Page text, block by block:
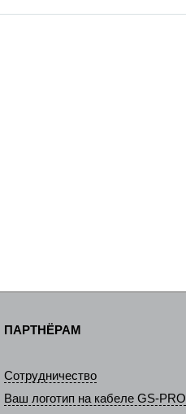
ПАРТНЁРАМ
Сотрудничество
Ваш логотип на кабеле GS-PRO